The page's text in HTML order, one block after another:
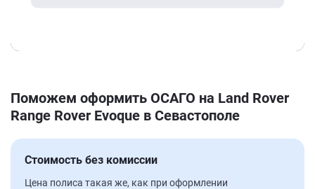
Поможем оформить ОСАГО на Land Rover
Range Rover Evoque в Севастополе
Стоимость без комиссии
Цена полиса такая же, как при оформлении